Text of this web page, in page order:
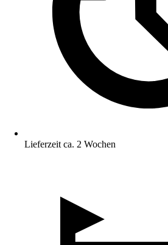
Lieferzeit ca. 2 Wochen